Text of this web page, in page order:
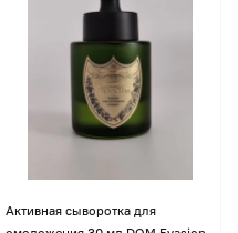
Активная сыворотка для